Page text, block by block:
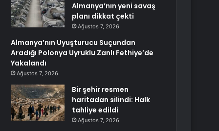
Almanya’nın yeni savaş
planı dikkat çekti
Ağustos 7, 2026
Almanya’nın Uyuşturucu Suçundan
Aradığı Polonya Uyruklu Zanlı Fethiye’de
Yakalandı
Ağustos 7, 2026
Bir şehir resmen
haritadan silindi: Halk
tahliye edildi
Ağustos 7, 2026